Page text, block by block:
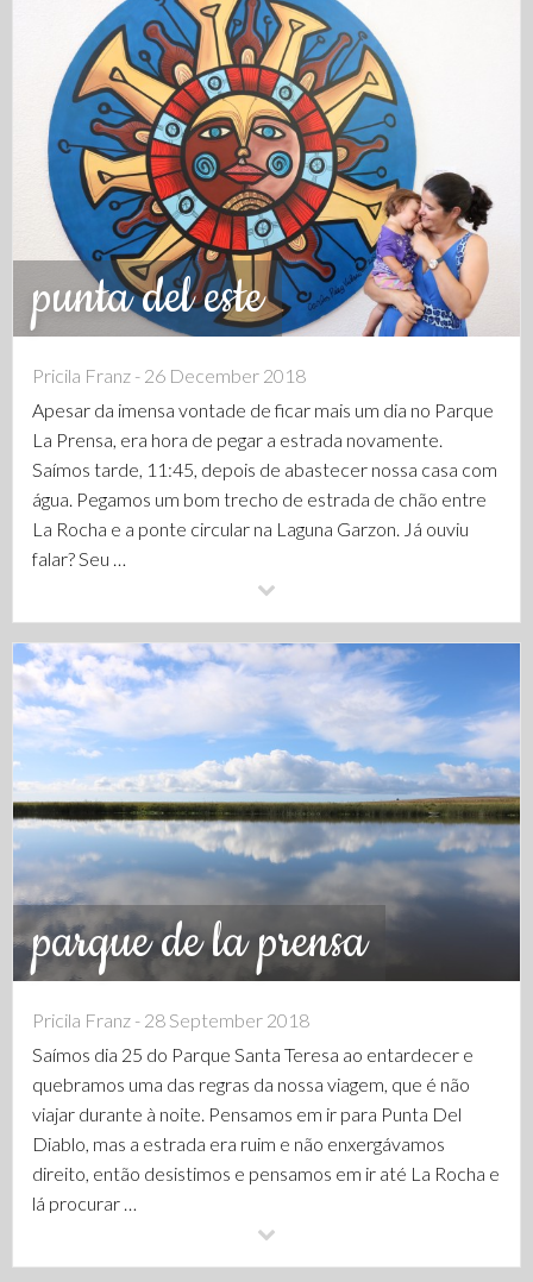
punta del este
Pricila Franz - 26 December 2018
Apesar da imensa vontade de ficar mais um dia no Parque
La Prensa, era hora de pegar a estrada novamente.
Saímos tarde, 11:45, depois de abastecer nossa casa com
água. Pegamos um bom trecho de estrada de chão entre
La Rocha e a ponte circular na Laguna Garzon. Já ouviu
falar? Seu …
parque de la prensa
Pricila Franz - 28 September 2018
Saímos dia 25 do Parque Santa Teresa ao entardecer e
quebramos uma das regras da nossa viagem, que é não
viajar durante à noite. Pensamos em ir para Punta Del
Diablo, mas a estrada era ruim e não enxergávamos
direito, então desistimos e pensamos em ir até La Rocha e
lá procurar …